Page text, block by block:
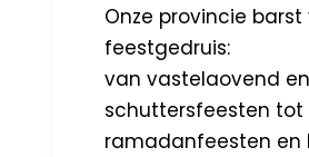
Onze provincie
feestgedruis:
van vastelaovend en
schuttersfeesten tot
ramadanfeesten en